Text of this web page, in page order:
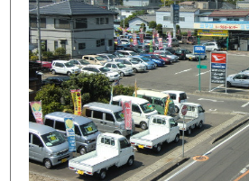
お問い合わせ
お気に入り
閲覧履歴
保存した検索条件